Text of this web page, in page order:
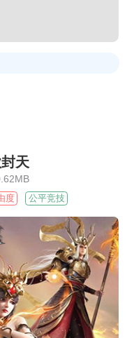
天
度 公平竞技